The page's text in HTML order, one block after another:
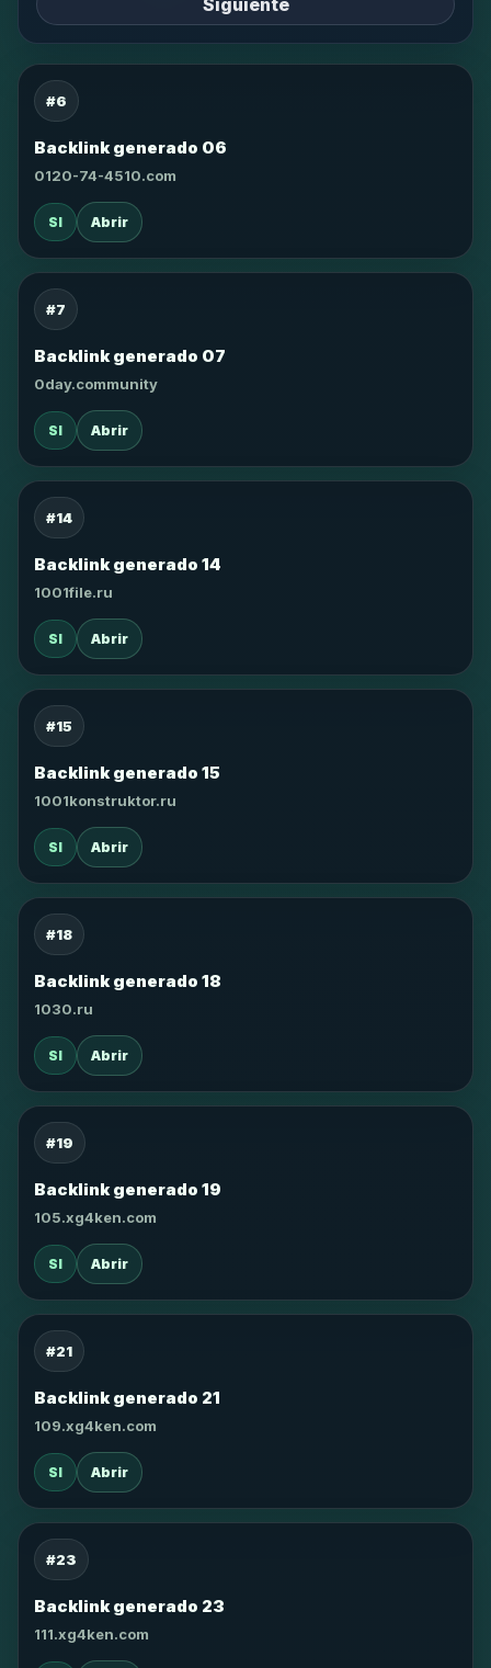
#6
Backlink generado 06
0120-74-4510.com
SI Abrir
#7
Backlink generado 07
0day.community
SI Abrir
#14
Backlink generado 14
1001file.ru
SI Abrir
#15
Backlink generado 15
1001konstruktor.ru
SI Abrir
#18
Backlink generado 18
1030.ru
SI Abrir
#19
Backlink generado 19
105.xg4ken.com
SI Abrir
#21
Backlink generado 21
109.xg4ken.com
SI Abrir
#23
Backlink generado 23
111.xg4ken.com